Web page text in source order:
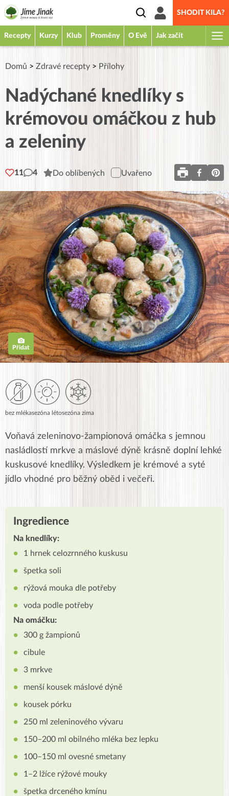
SHODIT KILA?
Recepty Kurzy Klub Proměny O Evě Jak začít
Domů > Zdravé recepty > Přílohy
Nadýchané knedlíky s
krémovou omáčkou z hub
a zeleniny
11 4 Do oblíbených Uvařeno
Přidat
bez mlékasezóna létosezóna zima
Voňavá zeleninovo-žampionová omáčka s jemnou
nasládlostí mrkve a máslové dýně krásně doplní lehké
kuskusové knedlíky. Výsledkem je krémové a syté
jídlo vhodné pro běžný oběd i večeři.
Ingredience
Na knedlíky:
1 hrnek celozrnného kuskusu
špetka soli
rýžová mouka dle potřeby
voda podle potřeby
Na omáčku:
300 g žampionů
cibule
3 mrkve
menší kousek máslové dýně
kousek pórku
250 ml zeleninového vývaru
150–200 ml obilného mléka bez lepku
100–150 ml ovesné smetany
1–2 lžíce rýžové mouky
špetka drceného kmínu